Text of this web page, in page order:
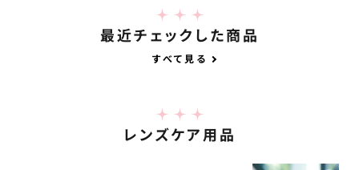
最近チェックした商品
すべて見る
レンズケア用品